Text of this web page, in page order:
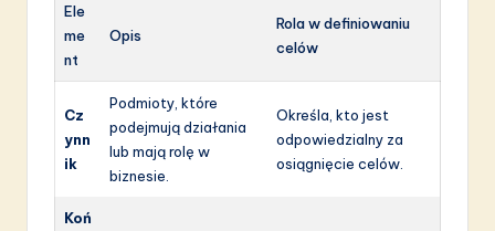
Ele
me
nt
Opis
Rola w definiowaniu
celów
Cz
ynn
ik
Podmioty, które
podejmują działania
lub mają rolę w
biznesie.
Określa, kto jest
odpowiedzialny za
osiągnięcie celów.
Koń